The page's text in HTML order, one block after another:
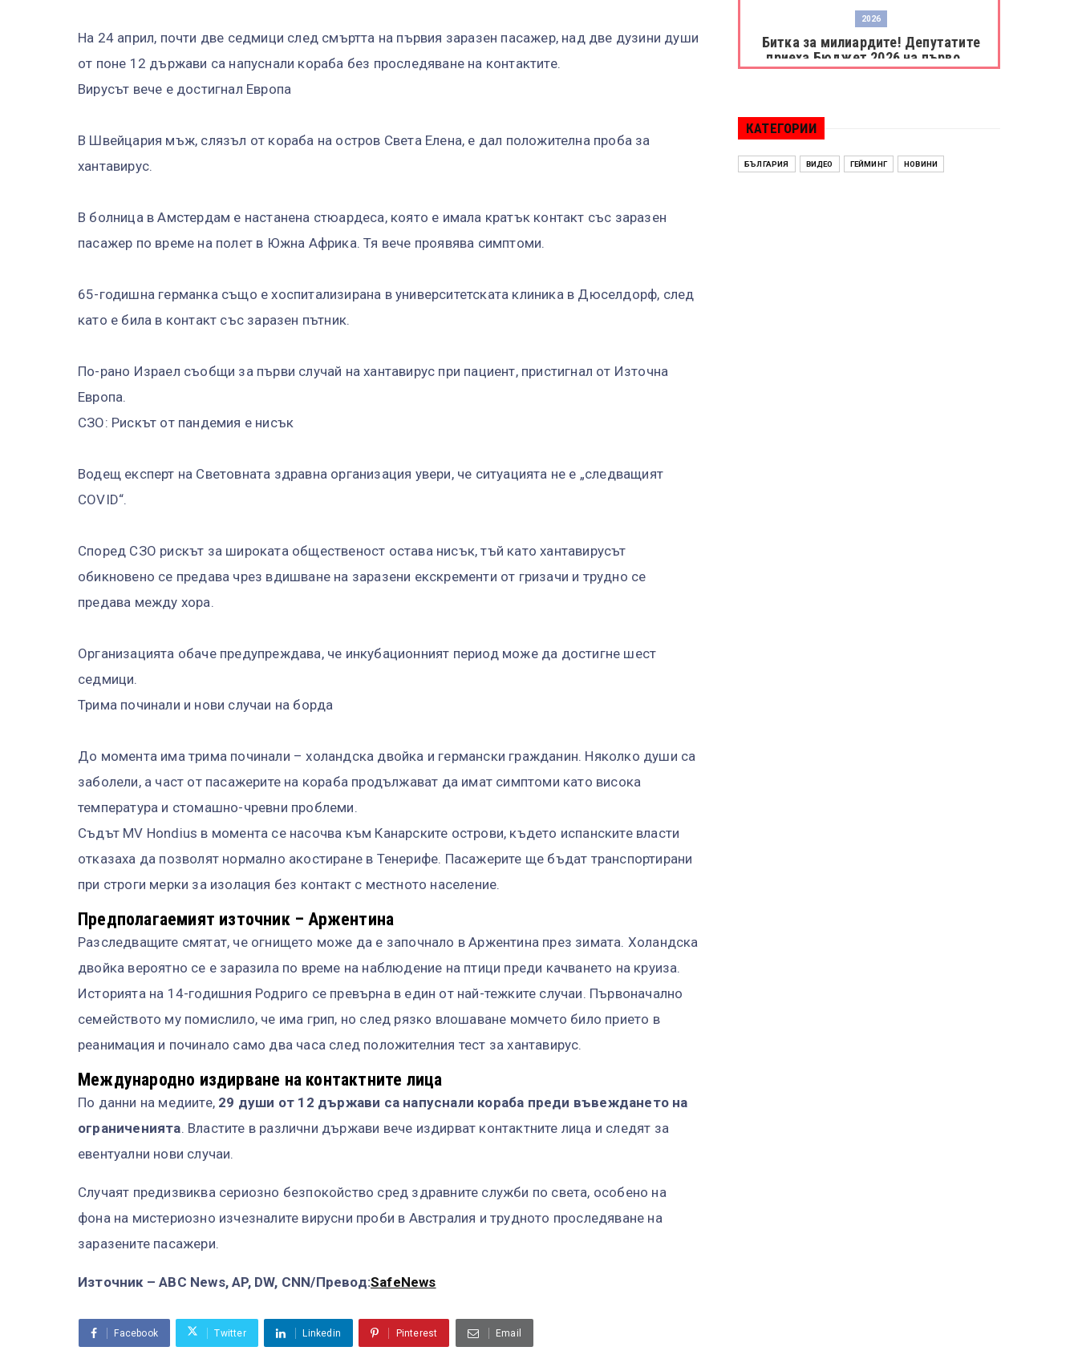
На 24 април, почти две седмици след смъртта на първия заразен пасажер, над две дузини души
от поне 12 държави са напуснали кораба без проследяване на контактите.
Вирусът вече е достигнал Европа
В Швейцария мъж, слязъл от кораба на остров Света Елена, е дал положителна проба за
хантавирус.
В болница в Амстердам е настанена стюардеса, която е имала кратък контакт със заразен
пасажер по време на полет в Южна Африка. Тя вече проявява симптоми.
65-годишна германка също е хоспитализирана в университетската клиника в Дюселдорф, след
като е била в контакт със заразен пътник.
По-рано Израел съобщи за първи случай на хантавирус при пациент, пристигнал от Източна
Европа.
СЗО: Рискът от пандемия е нисък
Водещ експерт на Световната здравна организация увери, че ситуацията не е „следващият
COVID“.
Според СЗО рискът за широката общественост остава нисък, тъй като хантавирусът
обикновено се предава чрез вдишване на заразени екскременти от гризачи и трудно се
предава между хора.
Организацията обаче предупреждава, че инкубационният период може да достигне шест
седмици.
Трима починали и нови случаи на борда
До момента има трима починали – холандска двойка и германски гражданин. Няколко души са
заболели, а част от пасажерите на кораба продължават да имат симптоми като висока
температура и стомашно-чревни проблеми.
Съдът MV Hondius в момента се насочва към Канарските острови, където испанските власти
отказаха да позволят нормално акостиране в Тенерифе. Пасажерите ще бъдат транспортирани
при строги мерки за изолация без контакт с местното население.
Предполагаемият източник – Аржентина
Разследващите смятат, че огнището може да е започнало в Аржентина през зимата. Холандска
двойка вероятно се е заразила по време на наблюдение на птици преди качването на круиза.
Историята на 14-годишния Родриго се превърна в един от най-тежките случаи. Първоначално
семейството му помислило, че има грип, но след рязко влошаване момчето било прието в
реанимация и починало само два часа след положителния тест за хантавирус.
Международно издирване на контактните лица
По данни на медиите, 29 души от 12 държави са напуснали кораба преди въвеждането на
ограниченията. Властите в различни държави вече издирват контактните лица и следят за
евентуални нови случаи.
Случаят предизвиква сериозно безпокойство сред здравните служби по света, особено на
фона на мистериозно изчезналите вирусни проби в Австралия и трудното проследяване на
заразените пасажери.
Източник – ABC News, AP, DW, CNN/Превод:SafeNews
Facebook Twitter Linkedin Pinterest Email
2026
Битка за милиардите! Депутатите
приеха Бюджет 2026 на първо ...
Левски разби Борац с 4:0 и
продължава в Шампионската
лига
Jul 15, 2026
КАТЕГОРИИ
БЪЛГАРИЯ ВИДЕО ГЕЙМИНГ НОВИНИ